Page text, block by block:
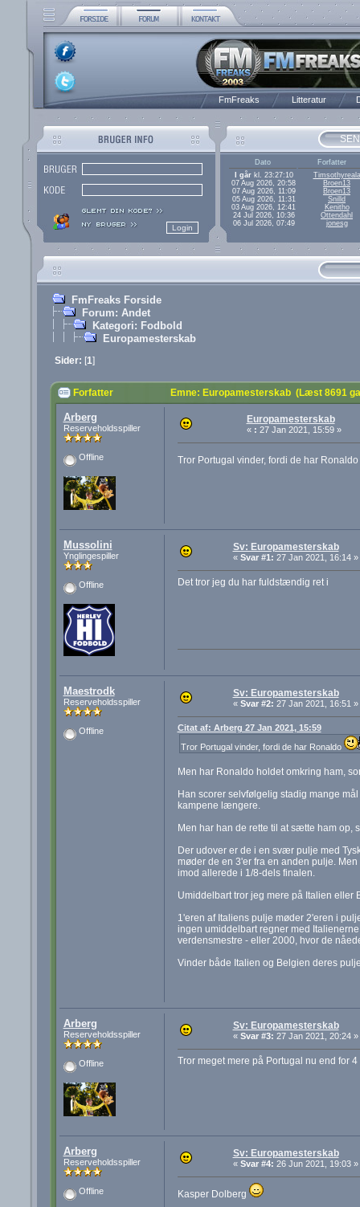
FmFreaks Litteratur
Dato
Forfatter
I gårkl. 23:27:10
Timsothyreala
07 Aug 2026, 20:58
Broen13
07 Aug 2026, 11:09
Broen13
05 Aug 2026, 11:31
Snilld
03 Aug 2026, 12:41
Kenitho
24 Jul 2026, 10:36
Ottendahl
06 Jul 2026, 07:49
jonesg
FmFreaks Forside
Forum: Andet
Kategori: Fodbold
Europamesterskab
Sider: [1]
Forfatter Emne: Europamesterskab (Læst 8691
Arberg
Reserveholdsspiller
Offline
Europamesterskab
« : 27 Jan 2021, 15:59 »
Tror Portugal vinder, fordi de har Ronaldo
Mussolini
Ynglingespiller
Offline
Sv: Europamesterskab
« Svar #1: 27 Jan 2021, 16:14 »
Det tror jeg du har fuldstændig ret i
Maestrodk
Reserveholdsspiller
Offline
Sv: Europamesterskab
« Svar #2: 27 Jan 2021, 16:51 »
Citat af: Arberg 27 Jan 2021, 15:59
Tror Portugal vinder, fordi de har Ronaldo
Men har Ronaldo holdet omkring ham,
Han scorer selvfølgelig stadig mange
kampene længere.
Men har han de rette til at sætte ham op,
Der udover er de i en svær pulje med
møder de en 3'er fra en anden pulje.
imod allerede i 1/8-dels finalen.
Umiddelbart tror jeg mere på Italien eller
1'eren af Italiens pulje møder 2'eren i
ingen umiddelbart regner med
verdensmestre - eller 2000, hvor de
Vinder både Italien og Belgien deres
Arberg
Reserveholdsspiller
Offline
Sv: Europamesterskab
« Svar #3: 27 Jan 2021, 20:24 »
Tror meget mere på Portugal nu end for
Arberg
Reserveholdsspiller
Offline
Sv: Europamesterskab
« Svar #4: 26 Jun 2021, 19:03 »
Kasper Dolberg